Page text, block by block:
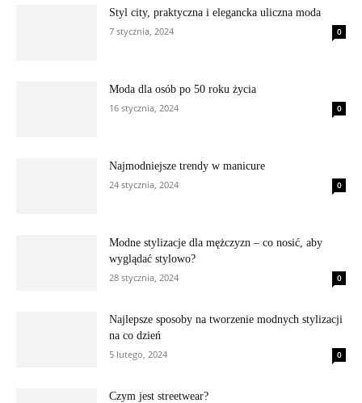
Styl city, praktyczna i elegancka uliczna moda
7 stycznia, 2024
0
Moda dla osób po 50 roku życia
16 stycznia, 2024
0
Najmodniejsze trendy w manicure
24 stycznia, 2024
0
Modne stylizacje dla mężczyzn – co nosić, aby
wyglądać stylowo?
28 stycznia, 2024
0
Najlepsze sposoby na tworzenie modnych stylizacji
na co dzień
5 lutego, 2024
0
Czym jest streetwear?